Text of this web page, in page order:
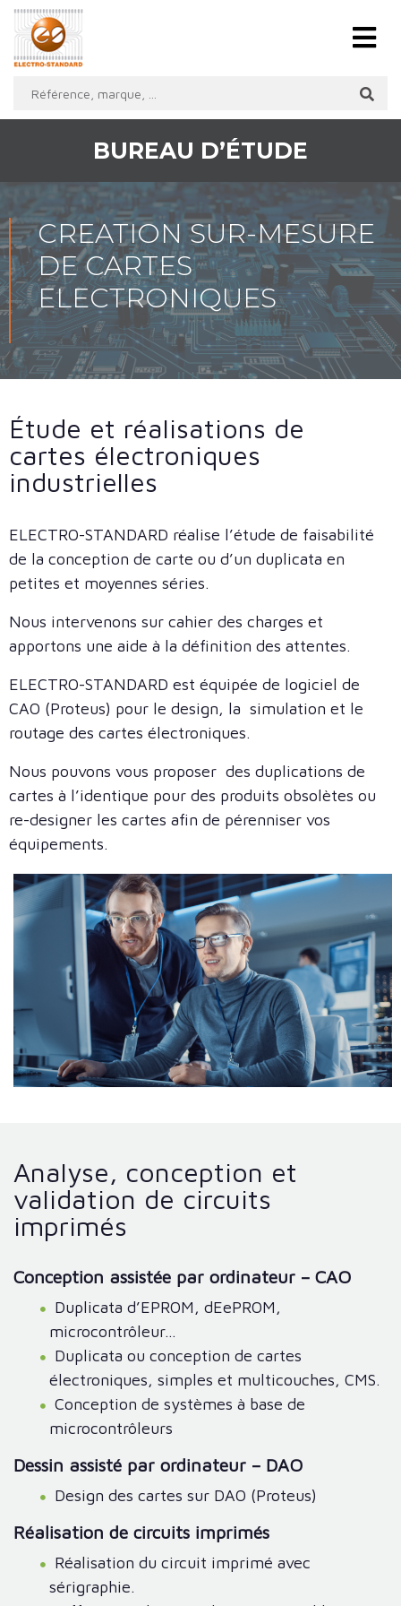
BUREAU D’ÉTUDE
CREATION SUR-MESURE
DE CARTES
ELECTRONIQUES
Étude et réalisations de
cartes électroniques
industrielles
ELECTRO-STANDARD réalise l’étude de faisabilité
de la conception de carte ou d’un duplicata en
petites et moyennes séries.
Nous intervenons sur cahier des charges et
apportons une aide à la définition des attentes.
ELECTRO-STANDARD est équipée de logiciel de
CAO (Proteus) pour le design, la simulation et le
routage des cartes électroniques.
Nous pouvons vous proposer des duplications de
cartes à l’identique pour des produits obsolètes ou
re-designer les cartes afin de pérenniser vos
équipements.
Analyse, conception et
validation de circuits
imprimés
Conception assistée par ordinateur – CAO ​
Duplicata d’EPROM, dEePROM,
microcontrôleur…
Duplicata ou conception de cartes
électroniques, simples et multicouches, CMS.
Conception de systèmes à base de
microcontrôleurs
Dessin assisté par ordinateur – DAO
Design des cartes sur DAO (Proteus)
Réalisation de circuits imprimés
Réalisation du circuit imprimé avec
sérigraphie.